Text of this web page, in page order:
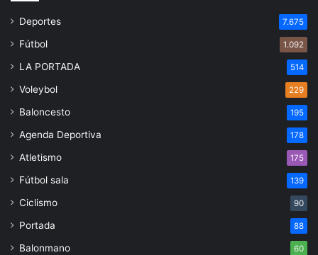
Deportes 7.675
Fútbol 1.092
LA PORTADA 514
Voleybol 229
Baloncesto 195
Agenda Deportiva 178
Atletismo 175
Fútbol sala 139
Ciclismo 90
Portada 88
Balonmano 60